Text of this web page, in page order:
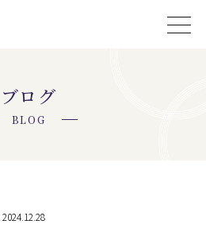
ブログ
BLOG
2024.12.28